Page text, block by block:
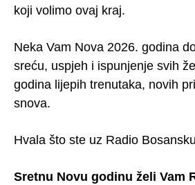
koji volimo ovaj kraj.
Neka Vam Nova 2026. godina
sreću, uspjeh i ispunjenje svih
godina lijepih trenutaka, novih
snova.
Hvala što ste uz Radio
Sretnu Novu godinu želi Vam